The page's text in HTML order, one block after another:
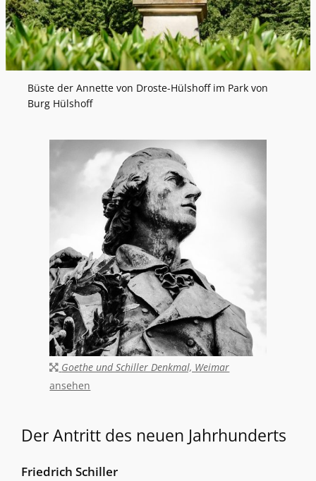
Büste der Annette von Droste-Hülshoff im Park von
Burg Hülshoff
Goethe und Schiller Denkmal, Weimar
ansehen
Der Antritt des neuen Jahrhunderts
Friedrich Schiller